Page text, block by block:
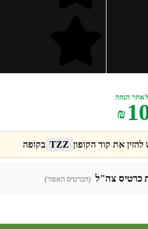
הנחה
₪
את קוד הקופון TZZ בקופה
כרטיס צה"ל (הכרטיס האפור)